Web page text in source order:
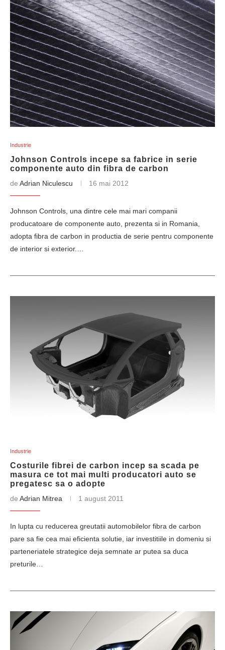
Industrie
Johnson Controls incepe sa fabrice in serie
componente auto din fibra de carbon
de Adrian Niculescu 16 mai 2012
Johnson Controls, una dintre cele mai mari companii
producatoare de componente auto, prezenta si in Romania,
adopta fibra de carbon in productia de serie pentru componente
de interior si exterior.…
Industrie
Costurile fibrei de carbon incep sa scada pe
masura ce tot mai multi producatori auto se
pregatesc sa o adopte
de Adrian Mitrea 1 august 2011
In lupta cu reducerea greutatii automobilelor fibra de carbon
pare sa fie cea mai eficienta solutie, iar investitiile in domeniu si
parteneriatele strategice deja semnate ar putea sa duca
preturile…